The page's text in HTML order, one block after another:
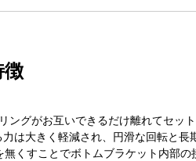
ングがお互いできるだけ離れてセッ
は大きく軽減され、円滑な回転と長
くすことでボトムブラケット内部の